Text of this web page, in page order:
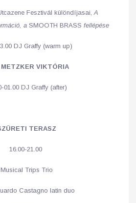
Fesztivál különdíjasai, A
a SMOOTH BRASS fellépése
DJ Graffy (warm up)
METZKER VIKTÓRIA
01.00 DJ Graffy (after)
TERASZ
16.00-21.00
Musical Trips Trio
Castagno latin duo